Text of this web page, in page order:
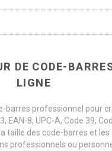
DE CODE-
LIGNE
barres professionnel pour
EAN-8, UPC-A, Code 39,
taille des code-barres et les
professionnels ou